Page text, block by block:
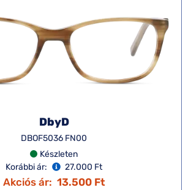
DbyD
DBOF5036 FN00
Készleten
Korábbi ár:
27.000 Ft
Akciós ár: 13.500 Ft